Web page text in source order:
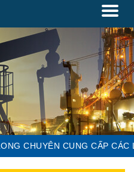
Toggle
CUNG CẤP CÁC